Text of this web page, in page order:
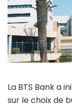
La BTS Bank a
sur le choix de